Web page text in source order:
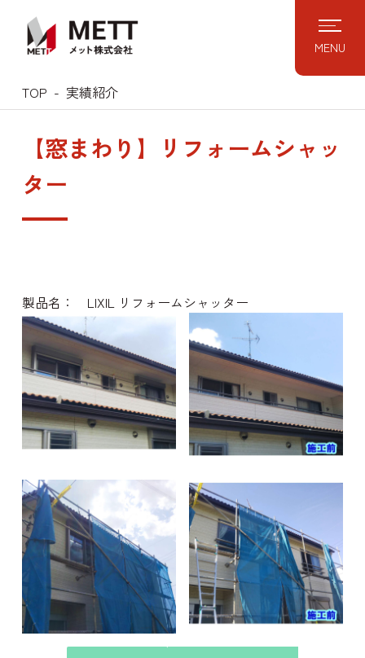
content
MENU
TOP 実績紹介
【窓まわり】リフォームシャッ
ター
製品名： LIXIL リフォームシャッター